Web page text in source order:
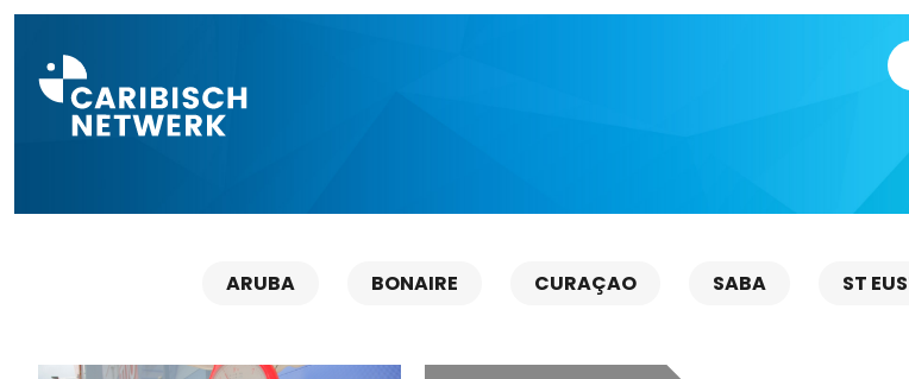
ARUBA BONAIRE CURAÇAO SABA ST